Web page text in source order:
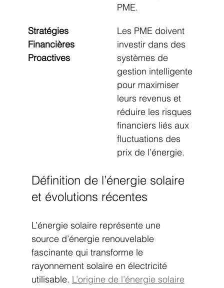
PME.
Stratégies
Financières
Proactives
Les PME doivent
investir dans des
systèmes de
gestion intelligente
pour maximiser
leurs revenus et
réduire les risques
financiers liés aux
fluctuations des
prix de l’énergie.
Définition de l’énergie solaire
et évolutions récentes
L’énergie solaire représente une
source d’énergie renouvelable
fascinante qui transforme le
rayonnement solaire en électricité
utilisable. L’origine de l’énergie solaire